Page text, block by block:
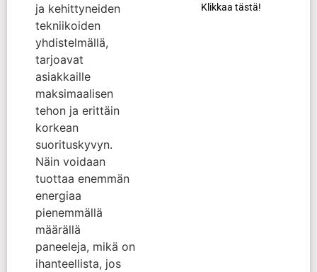
ja kehittyneiden
tekniikoiden
yhdistelmällä,
tarjoavat
asiakkaille
maksimaalisen
tehon ja erittäin
korkean
suorituskyvyn.
Näin voidaan
tuottaa enemmän
energiaa
pienemmällä
määrällä
paneeleja, mikä on
ihanteellista, jos
Klikkaa tästä!